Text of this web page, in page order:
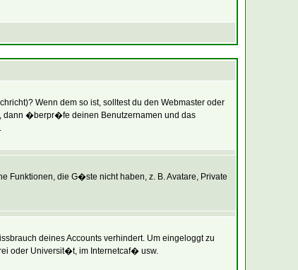
Wenn dem so ist, solltest du den Webmaster oder
dann �berpr�fe deinen Benutzernamen und das
Funktionen, die G�ste nicht haben, z. B. Avatare, Private
deines Accounts verhindert. Um eingeloggt zu
oder Universit�t, im Internetcaf� usw.